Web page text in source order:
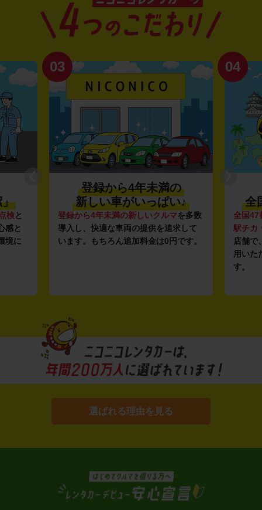
」
検と
感と
境に
03
登録から4年未満の
新しい車がいっぱい♪
登録から4年未満の新しいクルマを多数
導入し、快適な車両の提供を追求して
います。もちろん追加料金は0円です。
04
全
全国47
駅チカ
店舗で
用いた
す。
選ばれる理由を見る